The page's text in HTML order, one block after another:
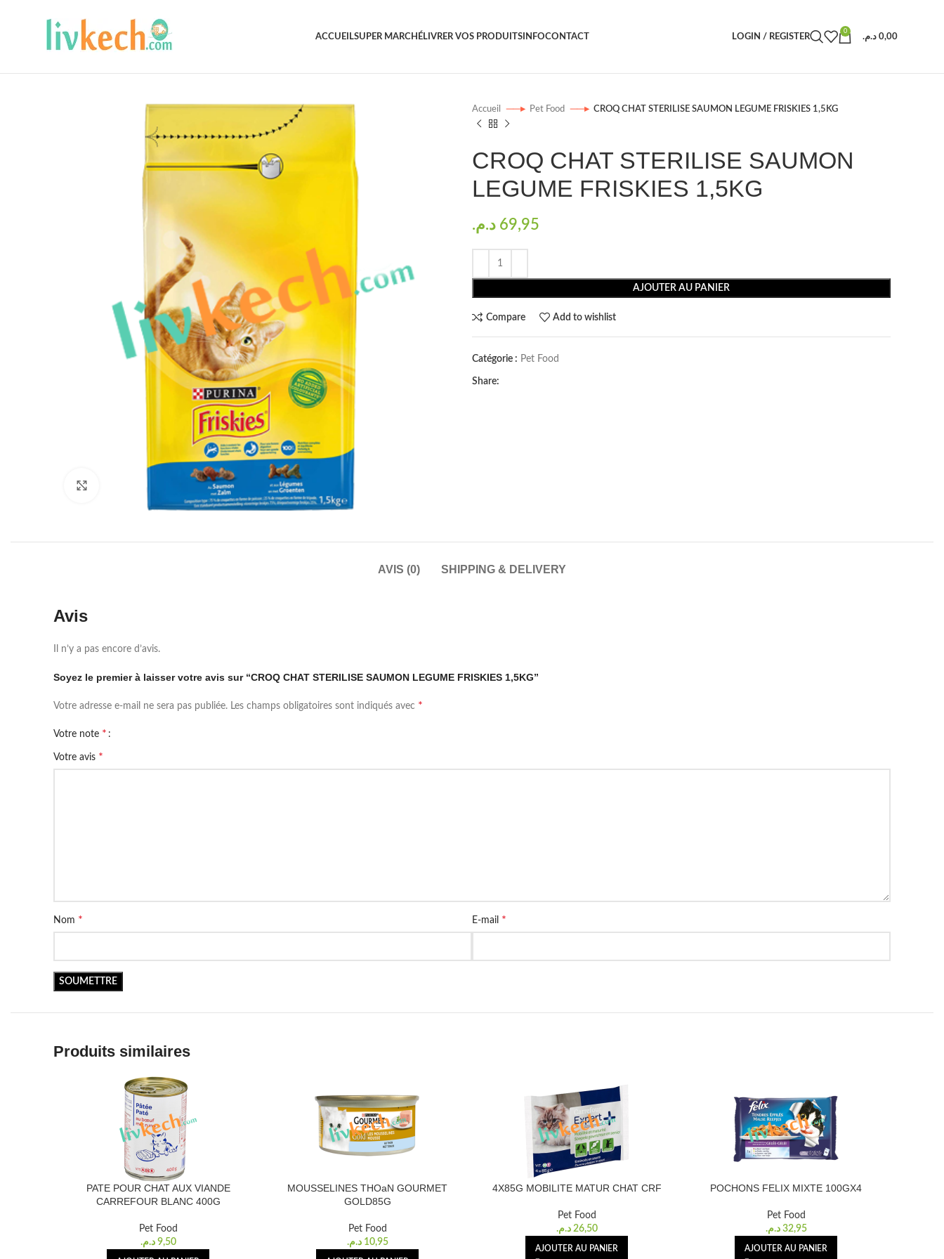
ACCUEILSUPER MARCHÉ LIVRER VOS PRODUITS INFOCONTACT LOGIN / REGISTER
0
0,00 د.م.
Accueil Pet Food CROQ CHAT STERILISE SAUMON LEGUME FRISKIES 1,5KG
CROQ CHAT STERILISE SAUMON
LEGUME FRISKIES 1,5KG
69,95 د.م.
AJOUTER AU PANIER
Compare Add to wishlist
Catégorie : Pet Food
Share:
AVIS (0) SHIPPING & DELIVERY
Avis
Il n’y a pas encore d’avis.
Soyez le premier à laisser votre avis sur “CROQ CHAT STERILISE SAUMON LEGUME FRISKIES 1,5KG”
Votre adresse e-mail ne sera pas publiée. Les champs obligatoires sont indiqués avec *
Votre note *
Votre avis *
Nom * E-mail *
Produits similaires
PATE POUR CHAT AUX VIANDE
CARREFOUR BLANC 400G
Pet Food
9,50 د.م.
MOUSSELINES THOaN GOURMET
GOLD85G
Pet Food
10,95 د.م.
4X85G MOBILITE MATUR CHAT CRF
Pet Food
26,50 د.م.
AJOUTER AU PANIER
POCHONS FELIX MIXTE 100GX4
Pet Food
32,95 د.م.
AJOUTER AU PANIER